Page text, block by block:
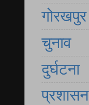
गोरखपुर
चुनाव
दुर्घटना
प्रशासन